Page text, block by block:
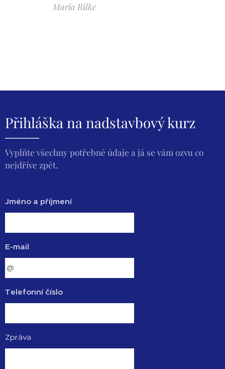
Maria Rilke
Přihláška na nadstavbový kurz
Vyplňte všechny potřebné údaje a já se vám ozvu co
nejdříve zpět.
Jméno a příjmení
E-mail
Telefonní číslo
Zpráva